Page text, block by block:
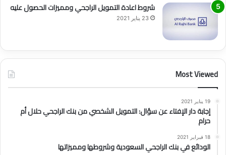
شروط اعادة التمويل الراجحي ومميزات الحصول عليه
23 يناير 2021
Most Viewed
19 يناير 2021
إجابة دار الإفتاء عن سؤال: التمويل الشخصي من بنك الراجحي حلال أم
حرام
18 فبراير 2021
الودائع في بنك الراجحي السعودية وشروطها ومميزاتها